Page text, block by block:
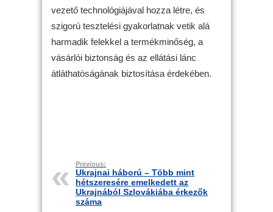
vezető technológiájával hozza létre, és
szigorú tesztelési gyakorlatnak vetik alá
harmadik felekkel a termékminőség, a
vásárlói biztonság és az ellátási lánc
átláthatóságának biztosítása érdekében.
Previous:
Ukrajnai háború – Több mint
hétszeresére emelkedett az
Ukrajnából Szlovákiába érkezők
száma